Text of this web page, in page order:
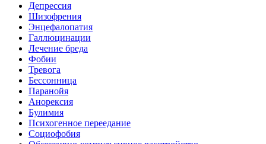
Депрессия
Шизофрения
Энцефалопатия
Галлюцинации
Лечение бреда
Фобии
Тревога
Бессонница
Паранойя
Анорексия
Булимия
Психогенное переедание
Социофобия